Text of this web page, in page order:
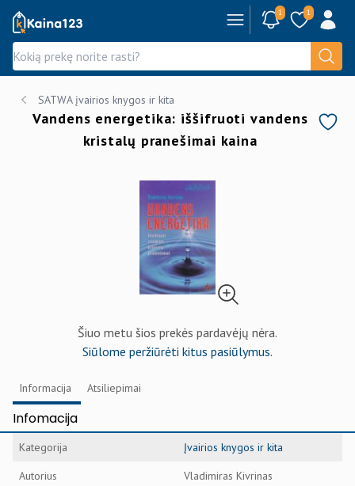
Kaina123.lt 1 1
SATWA įvairios knygos ir kita
Vandens energetika: iššifruoti vandens
kristalų pranešimai kaina
Šiuo metu šios prekės pardavėjų nėra.
Siūlome peržiūrėti kitus pasiūlymus.
Informacija Atsiliepimai
Infomacija
Kategorija
Įvairios knygos ir kita
Autorius
Vladimiras Kivrinas